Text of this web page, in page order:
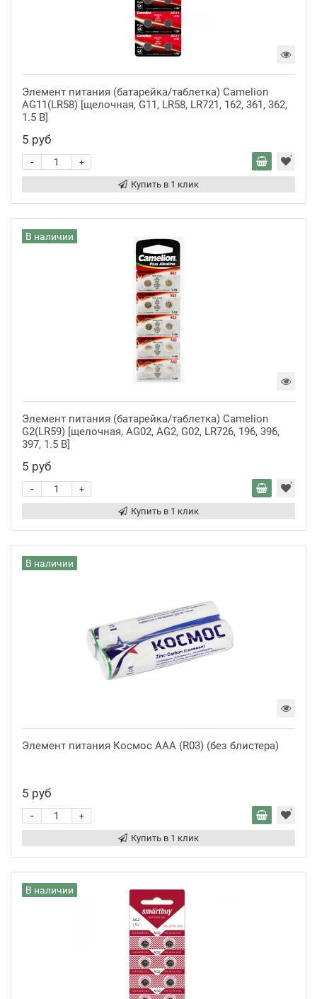
Элемент питания (батарейка/таблетка) Camelion
AG11(LR58) [щелочная, G11, LR58, LR721, 162, 361, 362,
1.5 В]
5 руб
+
-
Купить в 1 клик
В наличии
Элемент питания (батарейка/таблетка) Camelion
G2(LR59) [щелочная, AG02, AG2, G02, LR726, 196, 396,
397, 1.5 В]
5 руб
+
-
Купить в 1 клик
В наличии
Элемент питания Космос AAA (R03) (без блистера)
5 руб
+
-
Купить в 1 клик
В наличии